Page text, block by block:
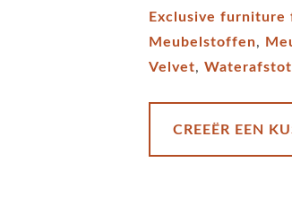
Exclusive furniture
Meubelstoffen,
Velvet,
CREEËR EEN